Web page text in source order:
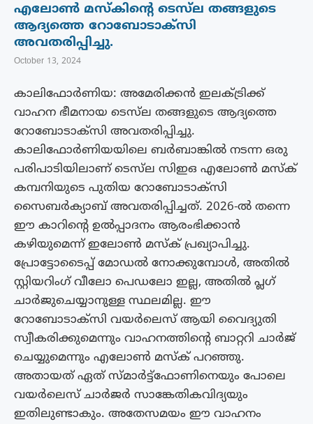
എലോൺ മസ്‌കിന്റെ ടെസ്‌ല തങ്ങളുടെ
ആദ്യത്തെ റോബോടാക്‌സി
അവതരിപ്പിച്ചു.
October 13, 2024
കാലിഫോർണിയ: അമേരിക്കൻ ഇലക്ട്രിക്ക്
വാഹന ഭീമനായ ടെസ്‌ല തങ്ങളുടെ ആദ്യത്തെ
റോബോടാക്‌സി അവതരിപ്പിച്ചു.
കാലിഫോർണിയയിലെ ബർബാങ്കിൽ നടന്ന ഒരു
പരിപാടിയിലാണ് ടെസ്‌ല സിഇഒ എലോൺ മസ്‌ക്
കമ്പനിയുടെ പുതിയ റോബോടാക്‌സി
സൈബർക്യാബ് അവതരിപ്പിച്ചത്. 2026-ൽ തന്നെ
ഈ കാറിന്റെ ഉൽപ്പാദനം ആരംഭിക്കാൻ
കഴിയുമെന്ന് ഇലോൺ മസ്‍ക് പ്രഖ്യാപിച്ചു.
പ്രോട്ടോടൈപ്പ് മോഡൽ നോക്കുമ്പോൾ, അതിൽ
സ്റ്റിയറിംഗ് വീലോ പെഡലോ ഇല്ല, അതിൽ പ്ലഗ്
ചാർജുചെയ്യാനുള്ള സ്ഥലമില്ല. ഈ
റോബോടാക്‌സി വയർലെസ് ആയി വൈദ്യുതി
സ്വീകരിക്കുമെന്നും വാഹനത്തിൻ്റെ ബാറ്ററി ചാർജ്
ചെയ്യുമെന്നും എലോൺ മസ്‌ക് പറഞ്ഞു.
അതായത് ഏത് സ്‌മാർട്ട്‌ഫോണിനെയും പോലെ
വയർലെസ് ചാർജർ സാങ്കേതികവിദ്യയും
ഇതിലുണ്ടാകും. അതേസമയം ഈ വാഹനം